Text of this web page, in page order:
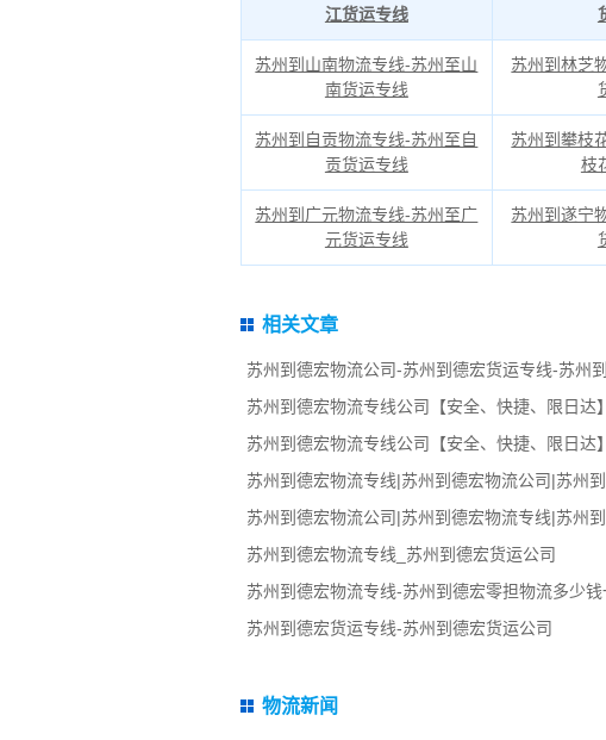
江货运专线
苏州到山南物流专线-苏州至山
南货运专线
苏州到林芝
苏州到自贡物流专线-苏州至自
贡货运专线
苏州到攀枝
枝
苏州到广元物流专线-苏州至广
元货运专线
苏州到遂宁
相关文章
苏州到德宏物流公司-苏州到德宏货运专线-苏州
苏州到德宏物流专线公司【安全、快捷、限日达】
苏州到德宏物流专线公司【安全、快捷、限日达】
苏州到德宏物流专线|苏州到德宏物流公司|苏州
苏州到德宏物流公司|苏州到德宏物流专线|苏州
苏州到德宏物流专线_苏州到德宏货运公司
苏州到德宏物流专线-苏州到德宏零担物流多少钱
苏州到德宏货运专线-苏州到德宏货运公司
物流新闻